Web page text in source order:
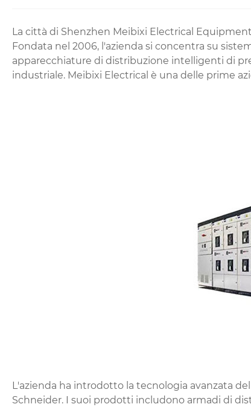
La città di Shenzhen Meibixi Electrical
Fondata nel 2006, l'azienda si concentra su
apparecchiature di distribuzione intelligenti di
industriale. Meibixi Electrical è una delle prime
L'azienda ha introdotto la tecnologia avanzata
Schneider. I suoi prodotti includono armadi di